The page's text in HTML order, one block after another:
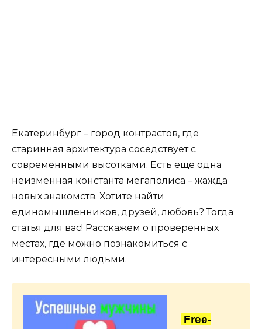
Екатеринбург – город контрастов, где
старинная архитектура соседствует с
современными высотками. Есть еще одна
неизменная константа мегаполиса – жажда
новых знакомств. Хотите найти
единомышленников, друзей, любовь? Тогда
статья для вас! Расскажем о проверенных
местах, где можно познакомиться с
интересными людьми.
Free-